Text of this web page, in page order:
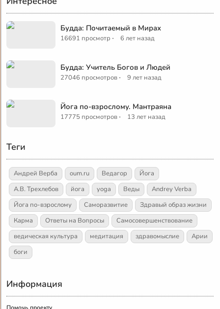
Будда: Почитаемый в Мирах
16691 просмотр · 6 лет назад
Будда: Учитель Богов и Людей
27046 просмотров · 9 лет назад
Йога по-взрослому. Мантраяна
17775 просмотров · 13 лет назад
Теги
Андрей Верба oum.ru Ведагор
Йога
А.В. Трехлебов
йога yoga Веды
Andrey Verba
Йога по-взрослому
Саморазвитие
Здравый образ жизни
Карма
Ответы на Вопросы
Самосовершенствование
ведическая культура
медитация здравомыслие
Арии
боги
Информация
Помочь проекту